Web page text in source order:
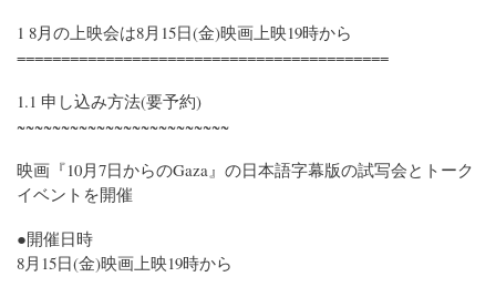
1 8月の上映会は8月15日(金)映画上映19時から
==========================================
1.1 申し込み方法(要予約)
~~~~~~~~~~~~~~~~~~~~~~~~
映画『10月7日からのGaza』の日本語字幕版の試写会とトーク
イベントを開催
●開催日時
8月15日(金)映画上映19時から